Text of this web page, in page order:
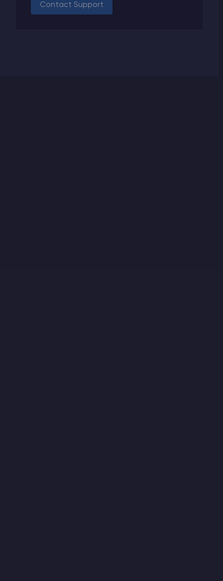
Contact Support